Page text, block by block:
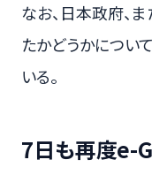
なお、日本政府、
たかどうかについ
いる。
7日も再度e-